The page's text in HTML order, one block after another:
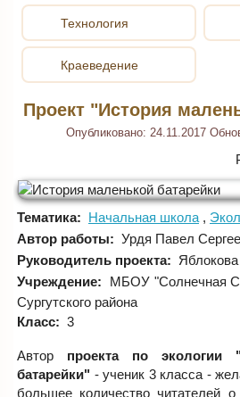
Технология
Краеведение
Проект "История
Опубликовано: 24.11.2017
Тематика: Начальная школа
Автор работы: Урдя Павел
Руководитель проекта:
Учреждение:
МБОУ "Солнечная
Сургутского района
Класс: 3
Автор проекта по экологии
батарейки" - ученик 3 класса -
большее количество читателей